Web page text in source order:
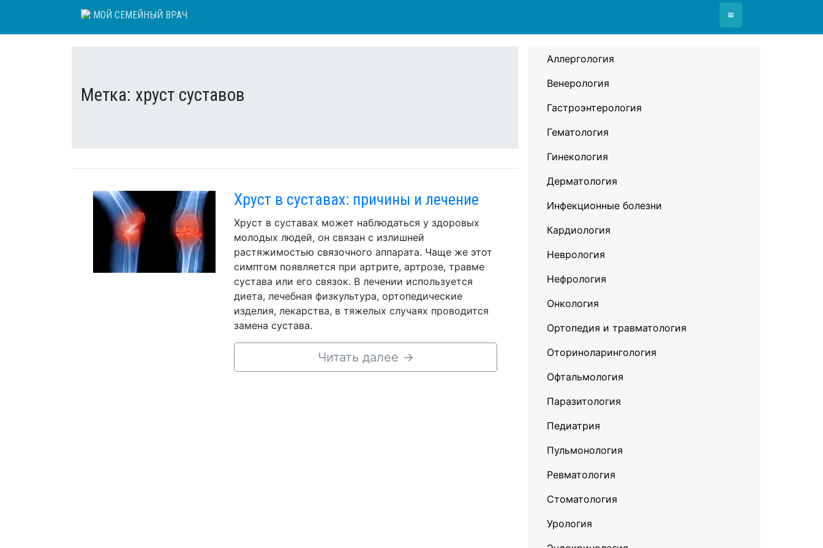
content
МОЙ СЕМЕЙНЫЙ ВРАЧ ≡
Метка: хруст суставов
Хруст в суставах: причины и лечение
Хруст в суставах может наблюдаться у здоровых
молодых людей, он связан с излишней
растяжимостью связочного аппарата. Чаще же этот
симптом появляется при артрите, артрозе, травме
сустава или его связок. В лечении используется
диета, лечебная физкультура, ортопедические
изделия, лекарства, в тяжелых случаях проводится
замена сустава.
Читать далее →
Аллергология
Венерология
Гастроэнтерология
Гематология
Гинекология
Дерматология
Инфекционные болезни
Кардиология
Неврология
Нефрология
Онкология
Ортопедия и травматология
Оториноларингология
Офтальмология
Паразитология
Педиатрия
Пульмонология
Ревматология
Стоматология
Урология